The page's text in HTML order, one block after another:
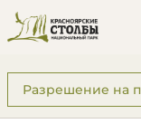
Подразделы: Услуги